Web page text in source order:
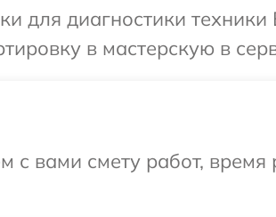
для диагностики
в мастерскую в
с вами смету работ,